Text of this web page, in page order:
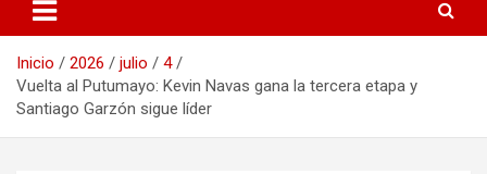
Inicio 2026 julio
4
Vuelta al Putumayo: Kevin Navas gana la tercera etapa y
Santiago Garzón sigue líder